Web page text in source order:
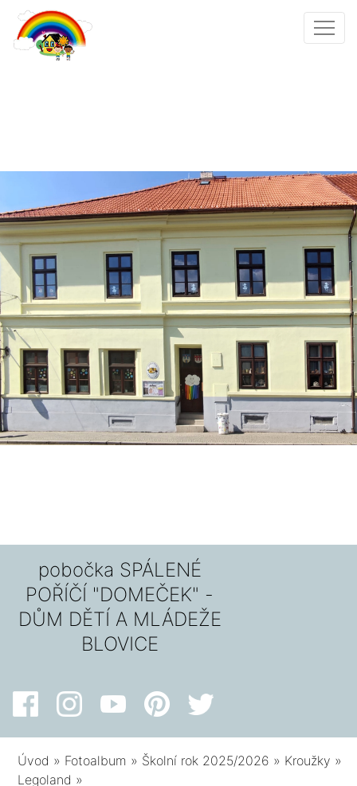
pobočka SPÁLENÉ
POŘÍČÍ "DOMEČEK" -
DŮM DĚTÍ A MLÁDEŽE
BLOVICE
Úvod » Fotoalbum » Školní rok 2025/2026 » Kroužky »
Legoland »